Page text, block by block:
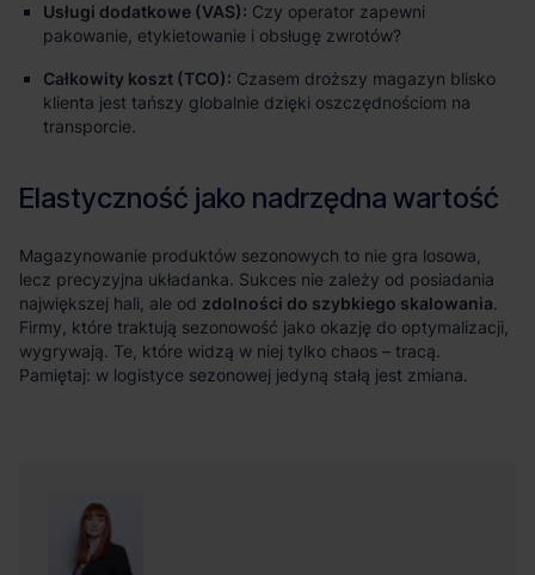
Usługi dodatkowe (VAS): Czy operator zapewni
pakowanie, etykietowanie i obsługę zwrotów?
Całkowity koszt (TCO): Czasem droższy magazyn blisko
klienta jest tańszy globalnie dzięki oszczędnościom na
transporcie.
zdolności do szybkiego skalowania